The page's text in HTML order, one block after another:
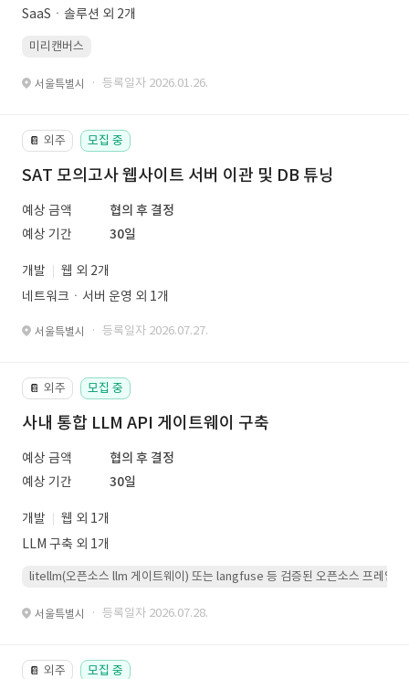
SaaSㆍ솔루션 외 2개
미리캔버스
서울특별시 · 등록일자 2026.01.26.
📔 외주 모집 중
SAT 모의고사 웹사이트 서버 이관 및 DB 튜닝
예상 금액
협의 후 결정
예상 기간
30일
개발
웹 외 2개
네트워크ㆍ서버 운영 외 1개
서울특별시 · 등록일자 2026.07.27.
📔 외주 모집 중
사내 통합 LLM API 게이트웨이 구축
예상 금액
협의 후 결정
예상 기간
30일
개발
웹 외 1개
LLM 구축 외 1개
litellm(오픈소스 llm 게이트웨이) 또는 langfuse 등 검증된 오픈소스 프레임워
서울특별시 · 등록일자 2026.07.28.
📔 외주 모집 중